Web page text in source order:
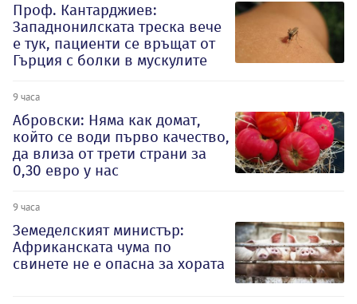
Проф. Кантарджиев:
Западнонилската треска вече
е тук, пациенти се връщат от
Гърция с болки в мускулите
9 часа
Абровски: Няма как домат,
който се води първо качество,
да влиза от трети страни за
0,30 евро у нас
9 часа
Земеделският министър:
Африканската чума по
свинете не е опасна за хората